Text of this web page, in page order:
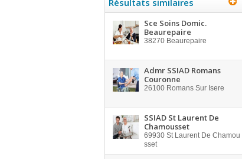
Résultats similaires
Sce Soins Domic.
Beaurepaire
38270 Beaurepaire
Admr SSIAD Romans
Couronne
26100 Romans Sur Isere
SSIAD St Laurent De
Chamousset
69930 St Laurent De Chamou
sset